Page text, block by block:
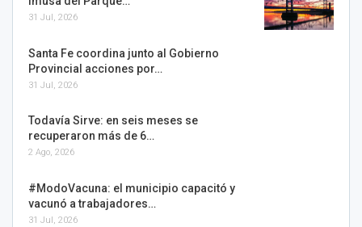
31 Jul, 2026
Santa Fe coordina junto al Gobierno
Provincial acciones por…
31 Jul, 2026
Todavía Sirve: en seis meses se
recuperaron más de 6…
2 Ago, 2026
#ModoVacuna: el municipio capacitó y
vacunó a trabajadores…
31 Jul, 2026